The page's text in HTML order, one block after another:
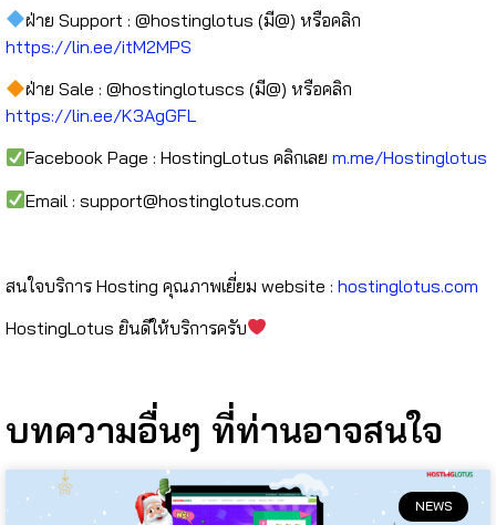
ฝ่าย Support : @hostinglotus (มี@) หรือคลิก
https://lin.ee/itM2MPS
ฝ่าย Sale : @hostinglotuscs (มี@) หรือคลิก
https://lin.ee/K3AgGFL
Facebook Page : HostingLotus คลิกเลยm.me/Hostinglotus
Email :support@hostinglotus.com
สนใจบริการ Hosting คุณภาพเยี่ยม website : hostinglotus.com
HostingLotus ยินดีให้บริการครับ
บทความอื่นๆ ที่ท่านอาจสนใจ
NEWS